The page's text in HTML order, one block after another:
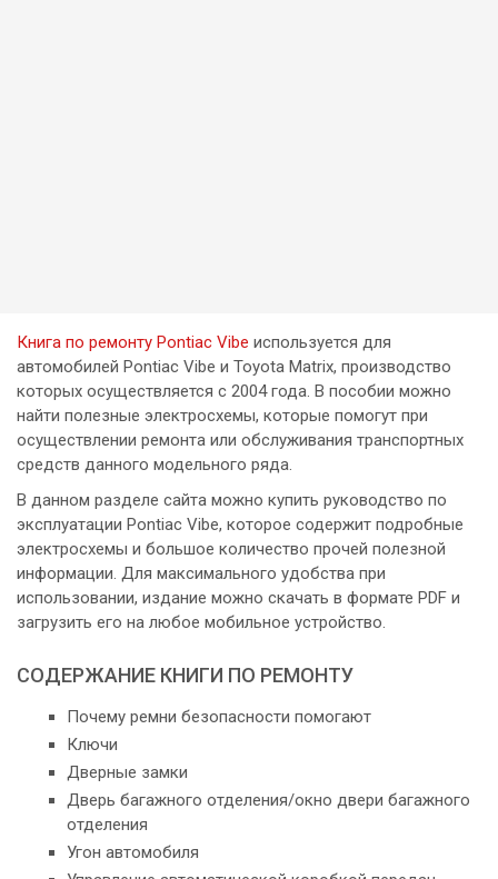
Книга по ремонту Pontiac Vibe используется для
автомобилей Pontiac Vibe и Toyota Matrix, производство
которых осуществляется с 2004 года. В пособии можно
найти полезные электросхемы, которые помогут при
осуществлении ремонта или обслуживания транспортных
средств данного модельного ряда.
В данном разделе сайта можно купить руководство по
эксплуатации Pontiac Vibe, которое содержит подробные
электросхемы и большое количество прочей полезной
информации. Для максимального удобства при
использовании, издание можно скачать в формате PDF и
загрузить его на любое мобильное устройство.
СОДЕРЖАНИЕ КНИГИ ПО РЕМОНТУ
Почему ремни безопасности помогают
Ключи
Дверные замки
Дверь багажного отделения/окно двери багажного
отделения
Угон автомобиля